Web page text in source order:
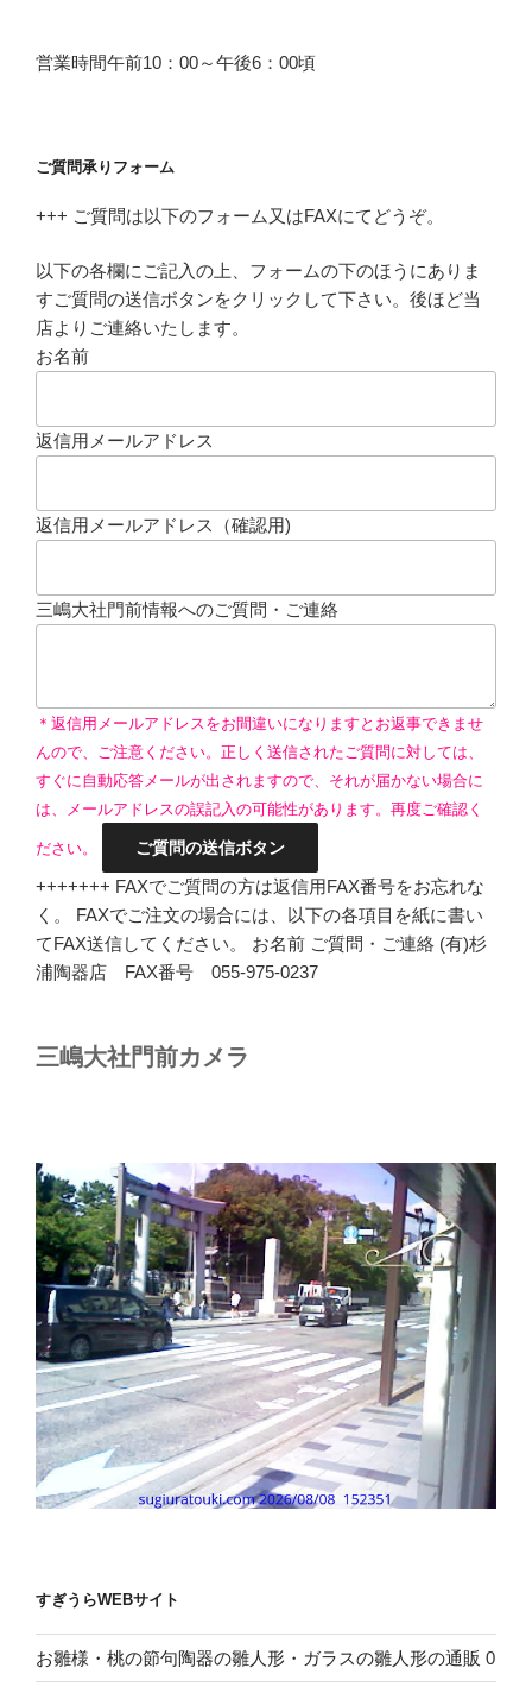
営業時間午前10：00～午後6：00頃
ご質問承りフォーム
+++ ご質問は以下のフォーム又はFAXにてどうぞ。
以下の各欄にご記入の上、フォームの下のほうにありま
すご質問の送信ボタンをクリックして下さい。後ほど当
店よりご連絡いたします。
お名前
返信用メールアドレス
返信用メールアドレス（確認用)
三嶋大社門前情報へのご質問・ご連絡
＊返信用メールアドレスをお間違いになりますとお返事できませ
んので、ご注意ください。正しく送信されたご質問に対しては、
すぐに自動応答メールが出されますので、それが届かない場合に
は、メールアドレスの誤記入の可能性があります。再度ご確認く
ださい。
+++++++ FAXでご質問の方は返信用FAX番号をお忘れな
く。 FAXでご注文の場合には、以下の各項目を紙に書い
てFAX送信してください。 お名前 ご質問・ご連絡 (有)杉
浦陶器店 FAX番号 055-975-0237
三嶋大社門前カメラ
すぎうらWEBサイト
お雛様・桃の節句陶器の雛人形・ガラスの雛人形の通販 0